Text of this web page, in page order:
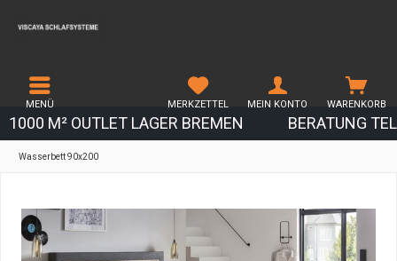
1000 M² OUTLET LAGER BREMEN BERATUNG
MENÜ WARENKORB
MERKZETTEL MEIN KONTO
Wasserbett 90x200